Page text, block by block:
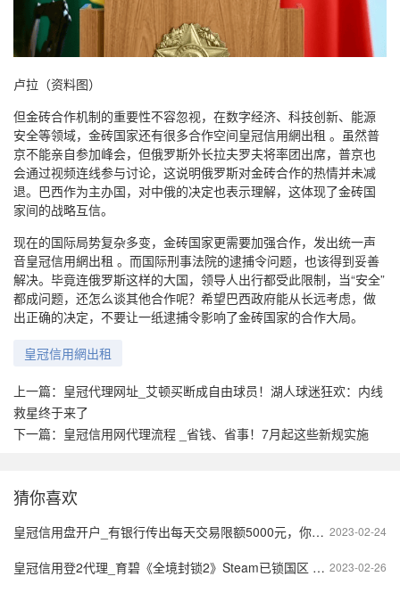
卢拉（资料图）
但金砖合作机制的重要性不容忽视，在数字经济、科技创新、能源
安全等领域，金砖国家还有很多合作空间皇冠信用網出租 。虽然普
京不能亲自参加峰会，但俄罗斯外长拉夫罗夫将率团出席，普京也
会通过视频连线参与讨论，这说明俄罗斯对金砖合作的热情并未减
退。巴西作为主办国，对中俄的决定也表示理解，这体现了金砖国
家间的战略互信。
现在的国际局势复杂多变，金砖国家更需要加强合作，发出统一声
音皇冠信用網出租 。而国际刑事法院的逮捕令问题，也该得到妥善
解决。毕竟连俄罗斯这样的大国，领导人出行都受此限制，当“安全”
都成问题，还怎么谈其他合作呢？希望巴西政府能从长远考虑，做
出正确的决定，不要让一纸逮捕令影响了金砖国家的合作大局。
皇冠信用網出租
上一篇： 皇冠代理网址_艾顿买断成自由球员！湖人球迷狂欢：内线
救星终于来了
下一篇： 皇冠信用网代理流程 _省钱、省事！7月起这些新规实施
猜你喜欢
2023-02-24
皇冠信用盘开户_有银行传出每天交易限额5000元，你的银行卡有限额吗？
2023-02-26
皇冠信用登2代理_育碧《全境封锁2》Steam已锁国区 由腾讯代理国服